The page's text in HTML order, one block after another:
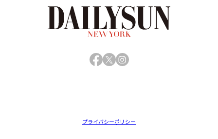
Facebook
X Instagram
プライバシーポリシー